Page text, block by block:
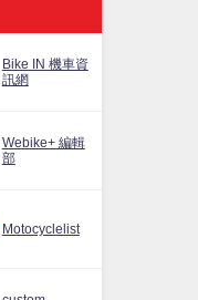
Bike IN 機車資
訊網
Webike+ 編輯
部
Motocyclelist